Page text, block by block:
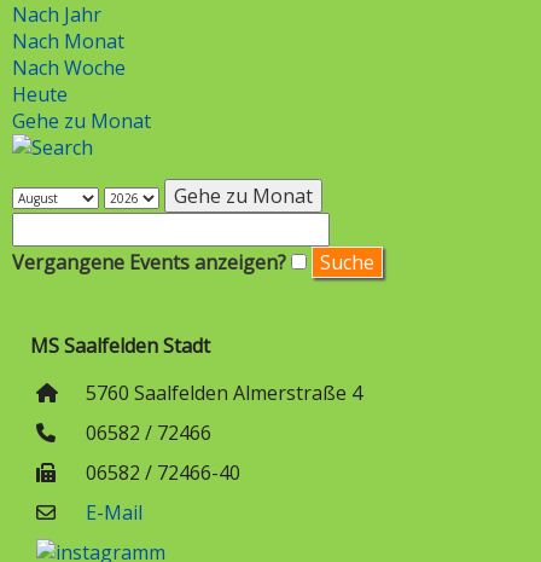
Nach Jahr
Nach Monat
Nach Woche
Heute
Gehe zu Monat
Gehe zu Monat
Vergangene Events anzeigen?
MS Saalfelden Stadt
5760 Saalfelden Almerstraße 4
06582 / 72466
06582 / 72466-40
E-Mail